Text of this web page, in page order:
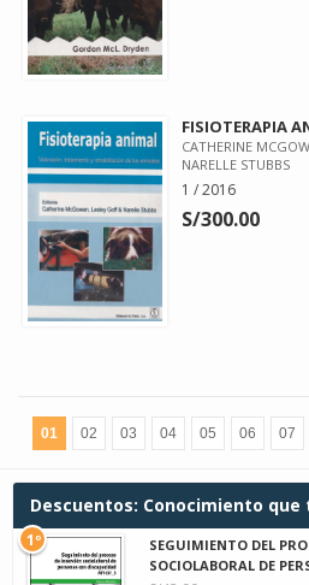
FISIOTERAPIA
CATHERINE
NARELLE STUBBS
1 / 2016
S/300.00
01 02 03 04 05 06 07
Descuentos: Conocimiento
SEGUIMIENTO DEL
SOCIOLABORAL DE
1º